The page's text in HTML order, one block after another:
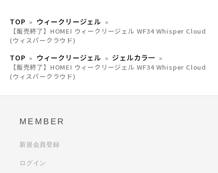
TOP ウィークリージェル
【販売終了】HOMEI ウィークリージェル WF34 Whisper Cloud
(ウィスパークラウド)
TOP ウィークリージェル ジェルカラ一
【販売終了】HOMEI ウィークリージェル WF34 Whisper Cloud
(ウィスパークラウド)
MEMBER
新規会員登録
ログイン